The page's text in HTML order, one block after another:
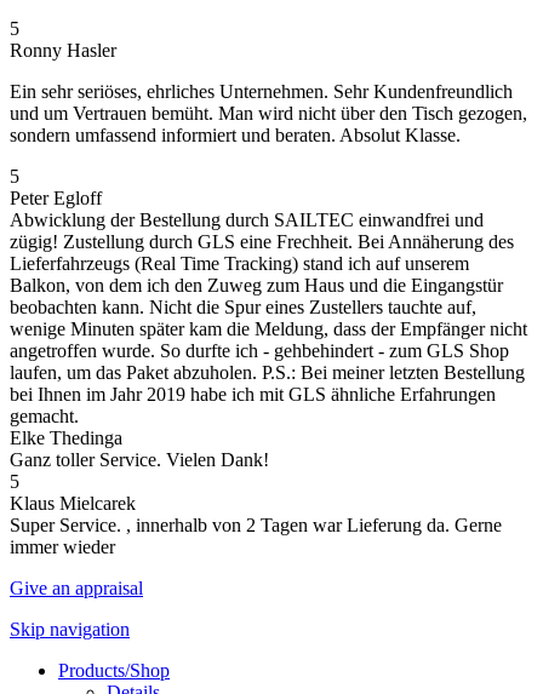
5
Ronny Hasler
Ein sehr seriöses, ehrliches Unternehmen. Sehr Kundenfreundlich
und um Vertrauen bemüht. Man wird nicht über den Tisch gezogen,
sondern umfassend informiert und beraten. Absolut Klasse.
5
Peter Egloff
Abwicklung der Bestellung durch SAILTEC einwandfrei und
zügig! Zustellung durch GLS eine Frechheit. Bei Annäherung des
Lieferfahrzeugs (Real Time Tracking) stand ich auf unserem
Balkon, von dem ich den Zuweg zum Haus und die Eingangstür
beobachten kann. Nicht die Spur eines Zustellers tauchte auf,
wenige Minuten später kam die Meldung, dass der Empfänger nicht
angetroffen wurde. So durfte ich - gehbehindert - zum GLS Shop
laufen, um das Paket abzuholen. P.S.: Bei meiner letzten Bestellung
bei Ihnen im Jahr 2019 habe ich mit GLS ähnliche Erfahrungen
gemacht.
Elke Thedinga
Ganz toller Service. Vielen Dank!
5
Klaus Mielcarek
Super Service. , innerhalb von 2 Tagen war Lieferung da. Gerne
immer wieder
Give an appraisal
Skip navigation
Products/Shop